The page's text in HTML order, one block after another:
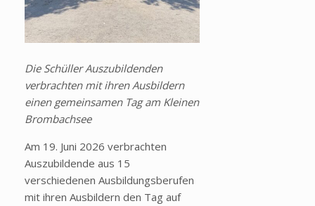
Die Schüller Auszubildenden
verbrachten mit ihren Ausbildern
einen gemeinsamen Tag am Kleinen
Brombachsee
Am 19. Juni 2026 verbrachten
Auszubildende aus 15
verschiedenen Ausbildungsberufen
mit ihren Ausbildern den Tag auf